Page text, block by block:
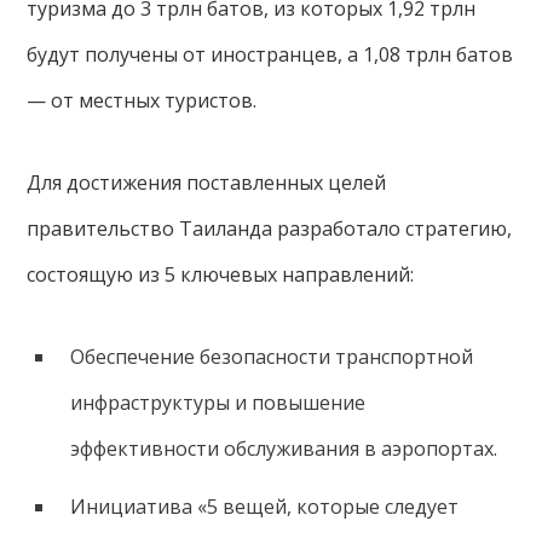
туризма до 3 трлн батов, из которых 1,92 трлн
будут получены от иностранцев, а 1,08 трлн батов
— от местных туристов.
Для достижения поставленных целей
правительство Таиланда разработало стратегию,
состоящую из 5 ключевых направлений:
Обеспечение безопасности транспортной
инфраструктуры и повышение
эффективности обслуживания в аэропортах.
Инициатива «5 вещей, которые следует